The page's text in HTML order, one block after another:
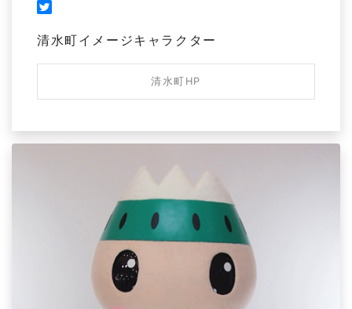
清水町イメージキャラクター
清水町HP